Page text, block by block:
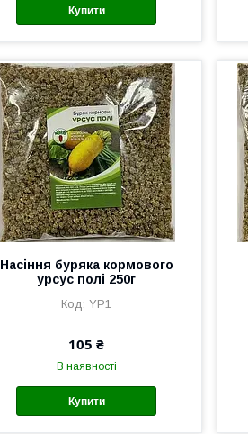
Купити
Насіння буряка кормового
урсус полі 250г
YP1
105 ₴
В наявності
Купити